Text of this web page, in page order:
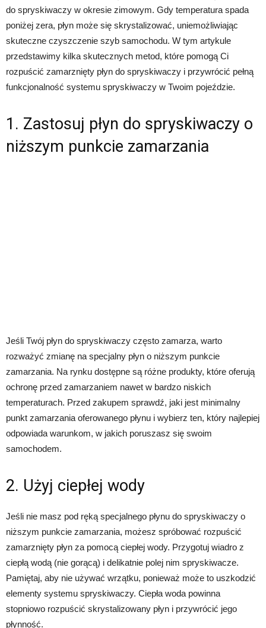
do spryskiwaczy w okresie zimowym. Gdy temperatura spada
poniżej zera, płyn może się skrystalizować, uniemożliwiając
skuteczne czyszczenie szyb samochodu. W tym artykule
przedstawimy kilka skutecznych metod, które pomogą Ci
rozpuścić zamarznięty płyn do spryskiwaczy i przywrócić pełną
funkcjonalność systemu spryskiwaczy w Twoim pojeździe.
1. Zastosuj płyn do spryskiwaczy o
niższym punkcie zamarzania
Jeśli Twój płyn do spryskiwaczy często zamarza, warto
rozważyć zmianę na specjalny płyn o niższym punkcie
zamarzania. Na rynku dostępne są różne produkty, które oferują
ochronę przed zamarzaniem nawet w bardzo niskich
temperaturach. Przed zakupem sprawdź, jaki jest minimalny
punkt zamarzania oferowanego płynu i wybierz ten, który najlepiej
odpowiada warunkom, w jakich poruszasz się swoim
samochodem.
2. Użyj ciepłej wody
Jeśli nie masz pod ręką specjalnego płynu do spryskiwaczy o
niższym punkcie zamarzania, możesz spróbować rozpuścić
zamarznięty płyn za pomocą ciepłej wody. Przygotuj wiadro z
ciepłą wodą (nie gorącą) i delikatnie polej nim spryskiwacze.
Pamiętaj, aby nie używać wrzątku, ponieważ może to uszkodzić
elementy systemu spryskiwaczy. Ciepła woda powinna
stopniowo rozpuścić skrystalizowany płyn i przywrócić jego
płynność.